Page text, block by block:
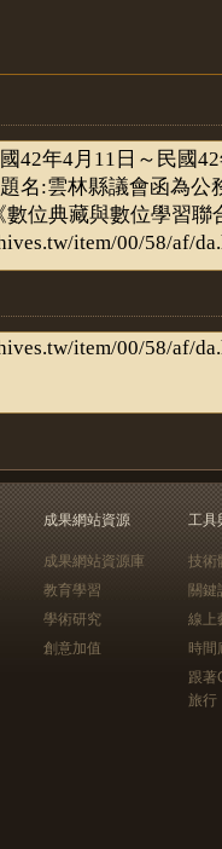
成果網站資源
成果網站資源庫
教育學習
學術研究
創意加值
工具
技術
關鍵
線上
時間
跟
旅行